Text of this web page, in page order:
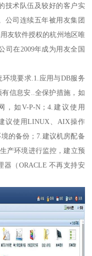
技术队伍及较好的客户实
公司连续五年被用友集团
友软件授权的杭州地区唯
司在2009年成为用友全国
境要求.1.应用与DB服务
信息安..全保护措施，如
如V-P-N；4.建议使用
议使用LINUX、AIX操作
的备份；7.建议机房配备
产环境进行监控，建立预
器（ORACLE 不再支持安